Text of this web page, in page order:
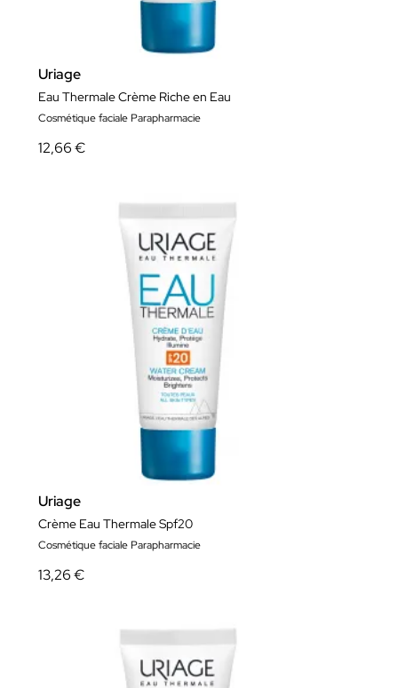
Uriage
Eau Thermale Crème Riche en Eau
Cosmétique faciale Parapharmacie
12,66 €
Uriage
Crème Eau Thermale Spf20
Cosmétique faciale Parapharmacie
13,26 €